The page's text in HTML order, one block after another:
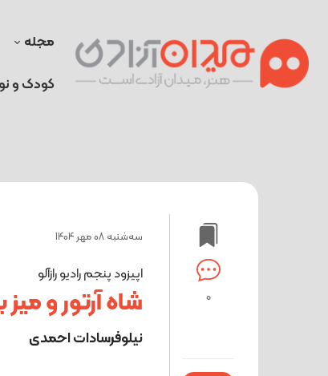
مجله
کودک و
0
ﺳﻪشنبه 08 مهر 1404
اپیزود پنجم رادیو رازآلو
شاه آرتور و
نیلوفرسادات احمدی